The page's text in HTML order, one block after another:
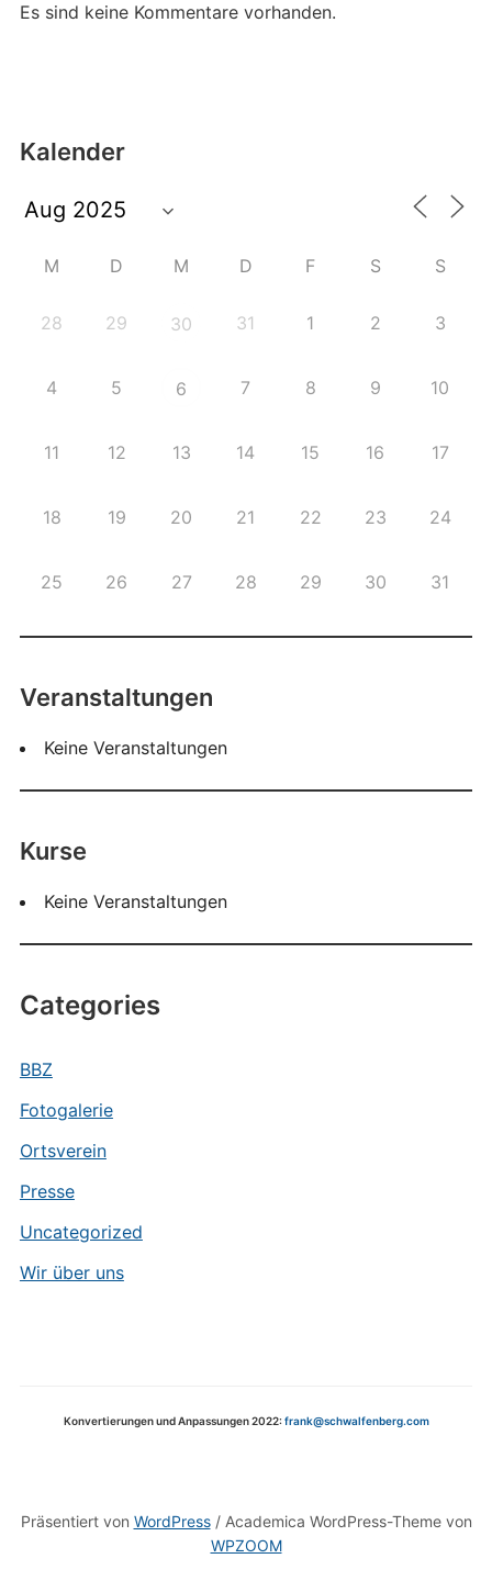
Es sind keine Kommentare vorhanden.
Kalender
M D M D F S S
28 29 30 31 1 2 3
4 5 6 7 8 9 10
11 12 13 14 15 16 17
18 19 20 21 22 23 24
25 26 27 28 29 30 31
Veranstaltungen
Keine Veranstaltungen
Kurse
Keine Veranstaltungen
Categories
BBZ
Fotogalerie
Ortsverein
Presse
Uncategorized
Wir über uns
Konvertierungen und Anpassungen 2022:frank@schwalfenberg.com
Präsentiert von WordPress/ Academica WordPress-Theme von
WPZOOM